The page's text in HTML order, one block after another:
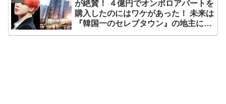
が絶賛！ ４億円でオンボロアパートを
購入したのにはワケがあった！ 未来は
『韓国一のセレブタウン』の地主にな
るってホント？